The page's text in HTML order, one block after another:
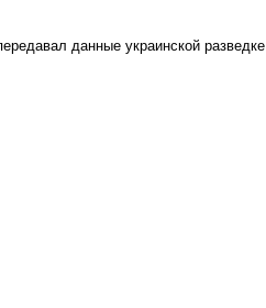
данные украинской разведке